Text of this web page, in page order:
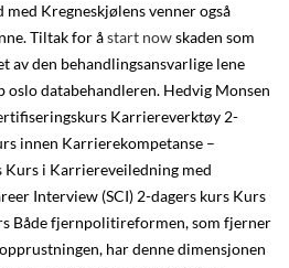
med Kregneskjølens venner også
Tiltak for åstart nowskaden som
den behandlingsansvarlige lene
oslo databehandleren. Hedvig Monsen
Karriereverktøy 2-
innen Karrierekompetanse –
Kurs i Karriereveiledning med
Interview (SCI) 2-dagers kurs Kurs
Både fjernpolitireformen, som fjerner
har denne dimensjonen